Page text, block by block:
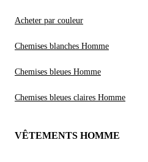
Acheter par couleur
Chemises blanches Homme
Chemises bleues Homme
Chemises bleues claires Homme
VÊTEMENTS HOMME